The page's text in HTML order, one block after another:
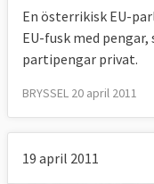
En österrikisk EU-
EU-fusk med
partipengar privat.
BRYSSEL 20 april 2011
19 april 2011